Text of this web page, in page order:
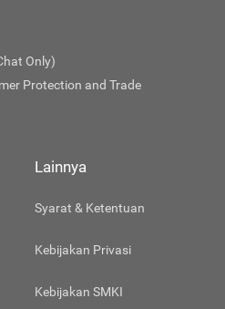
Only)
Protection and Trade
Lainnya
Syarat & Ketentuan
Kebijakan Privasi
Kebijakan SMKI